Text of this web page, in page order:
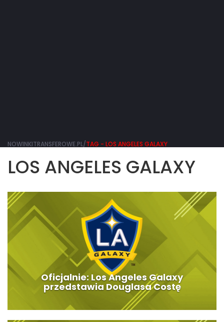
NOWINKITRANSFEROWE.PL/TAG - LOS ANGELES GALAXY
LOS ANGELES GALAXY
Oficjalnie: Los Angeles Galaxy
przedstawia Douglasa Costę